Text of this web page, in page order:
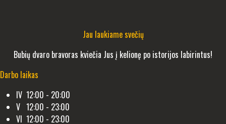
Jau laukiame svečių
Bubių dvaro bravoras kviečia Jus į kelionę po istorijos labirintus!
Darbo laikas
IV 12:00 - 20:00
V 12:00 - 23:00
VI 12:00 - 23:00